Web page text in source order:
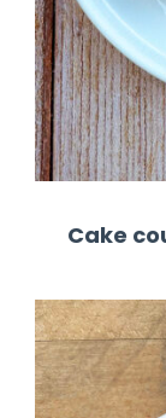
Cake